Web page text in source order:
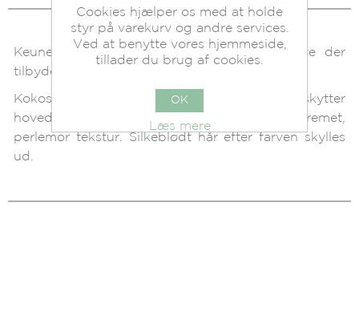
Keune Tinta farve er en permanent hårfarve der
tilbyder 100% dækning af grå hår.
Kokosnød oliebaseret creme, som beskytter
hovedbunden. Samtidig giver den en cremet,
perlemor tekstur. Silkeblødt hår efter farven skylles
ud.
Cookies hjælper os med at holde
styr på varekurv og andre services.
Ved at benytte vores hjemmeside,
tillader du brug af cookies.
OK
Læs mere